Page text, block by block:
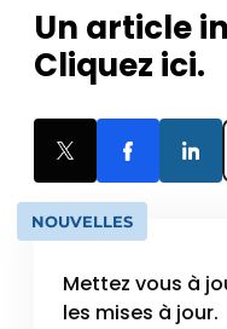
Un article
Cliquez ici.
NOUVELLES
Mettez vous à
les mises à jour.